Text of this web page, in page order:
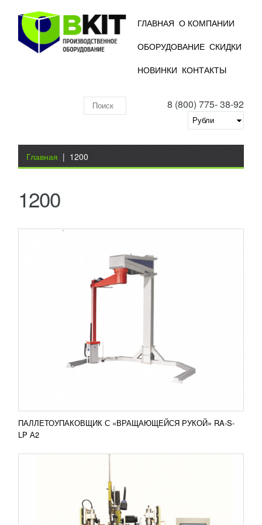
ГЛАВНАЯ О КОМПАНИИ
ОБОРУДОВАНИЕ СКИДКИ
НОВИНКИ КОНТАКТЫ
8 (800) 775- 38-92
складу
Вы здесь
Главная | 1200
1200
ПАЛЛЕТОУПАКОВЩИК С
RUB
Данное оборудование разработано итальянскими
инженерами, произведено в Китае. Прекрасно
подходит для работы с тяжелыми грузами -
ПОДРОБНЕЕ
Добавить в сравнение
ПАЛЛЕТОУПАКОВЩИК С «ВРАЩАЮЩЕЙСЯ РУКОЙ» RA-S-
LP А2
МАШИНА ДЛЯ ПРОИЗВОДСТВА ЩЕТОК СО
Машина оснащена двумя сверлильными
головками и одной набивочной. Осуществляет
набивку заранее установленной в крепления
основы (пластиковой или...
Добавить в сравнение
ПАЛЛЕТОУПАКОВЩИК